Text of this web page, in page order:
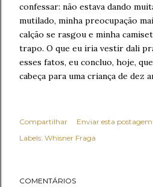
confessar: não estava dando
mutilado, minha preocupação
calção se rasgou e minha
trapo. O que eu iria vestir dali
esses fatos, eu concluo, hoje,
cabeça para uma criança de dez
Compartilhar
Enviar esta postagem
Labels: Whisner Fraga
COMENTÁRIOS